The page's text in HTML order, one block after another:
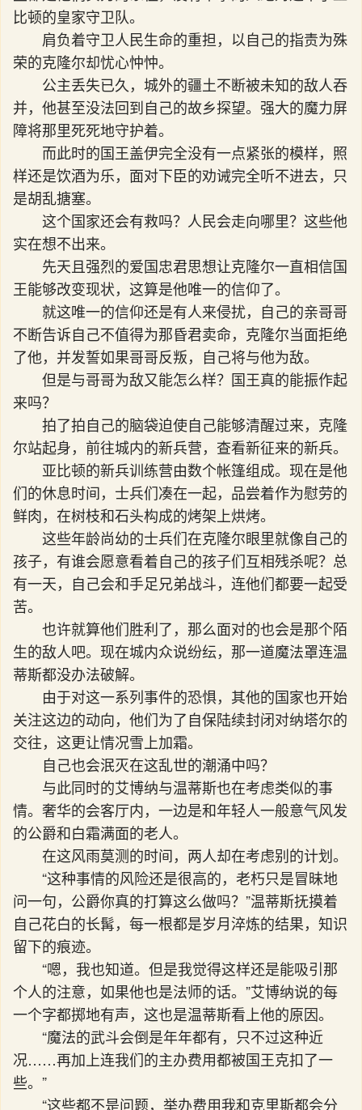
比顿的皇家守卫队。
肩负着守卫人民生命的重担，以自己的指责为殊
荣的克隆尔却忧心忡忡。
公主丢失已久，城外的疆土不断被未知的敌人吞
并，他甚至没法回到自己的故乡探望。强大的魔力屏
障将那里死死地守护着。
而此时的国王盖伊完全没有一点紧张的模样，照
样还是饮酒为乐，面对下臣的劝诫完全听不进去，只
是胡乱搪塞。
这个国家还会有救吗？人民会走向哪里？这些他
实在想不出来。
先天且强烈的爱国忠君思想让克隆尔一直相信国
王能够改变现状，这算是他唯一的信仰了。
就这唯一的信仰还是有人来侵扰，自己的亲哥哥
不断告诉自己不值得为那昏君卖命，克隆尔当面拒绝
了他，并发誓如果哥哥反叛，自己将与他为敌。
但是与哥哥为敌又能怎么样？国王真的能振作起
来吗？
拍了拍自己的脑袋迫使自己能够清醒过来，克隆
尔站起身，前往城内的新兵营，查看新征来的新兵。
亚比顿的新兵训练营由数个帐篷组成。现在是他
们的休息时间，士兵们凑在一起，品尝着作为慰劳的
鲜肉，在树枝和石头构成的烤架上烘烤。
这些年龄尚幼的士兵们在克隆尔眼里就像自己的
孩子，有谁会愿意看着自己的孩子们互相残杀呢？总
有一天，自己会和手足兄弟战斗，连他们都要一起受
苦。
也许就算他们胜利了，那么面对的也会是那个陌
生的敌人吧。现在城内众说纷纭，那一道魔法罩连温
蒂斯都没办法破解。
由于对这一系列事件的恐惧，其他的国家也开始
关注这边的动向，他们为了自保陆续封闭对纳塔尔的
交往，这更让情况雪上加霜。
自己也会泯灭在这乱世的潮涌中吗？
与此同时的艾博纳与温蒂斯也在考虑类似的事
情。奢华的会客厅内，一边是和年轻人一般意气风发
的公爵和白霜满面的老人。
在这风雨莫测的时间，两人却在考虑别的计划。
“这种事情的风险还是很高的，老朽只是冒昧地
问一句，公爵你真的打算这么做吗？”温蒂斯抚摸着
自己花白的长髯，每一根都是岁月淬炼的结果，知识
留下的痕迹。
“嗯，我也知道。但是我觉得这样还是能吸引那
个人的注意，如果他也是法师的话。”艾博纳说的每
一个字都掷地有声，这也是温蒂斯看上他的原因。
“魔法的武斗会倒是年年都有，只不过这种近
况……再加上连我们的主办费用都被国王克扣了一
些。”
“这些都不是问题，举办费用我和克里斯都会分